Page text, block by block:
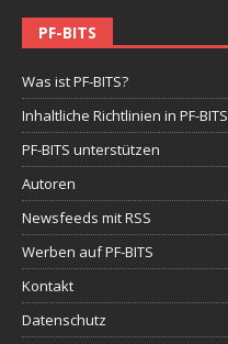
PF-BITS
Was ist PF-BITS?
Inhaltliche Richtlinien in PF-BITS
PF-BITS unterstützen
Autoren
Newsfeeds mit RSS
Werben auf PF-BITS
Kontakt
Datenschutz